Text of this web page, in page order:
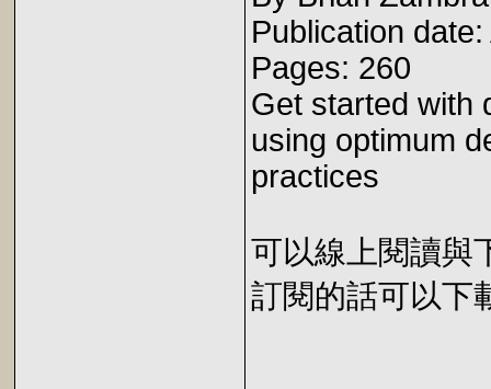
Publication
Pages: 260
Get started with
using optimum
practices
可以線上閱讀與
訂閱的話可以下